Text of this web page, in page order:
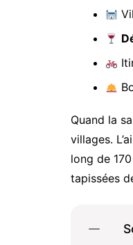
Quand la
villages.
long de
tapissées